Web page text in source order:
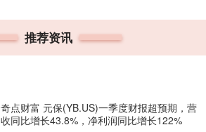
推荐资讯
奇点财富 元保(YB.US)一季度财报超预期，营
收同比增长43.8%，净利润同比增长122%